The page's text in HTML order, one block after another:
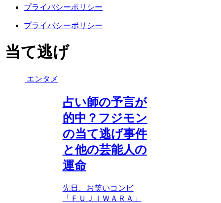
プライバシーポリシー
プライバシーポリシー
当て逃げ
エンタメ
占い師の予言が
的中？フジモン
の当て逃げ事件
と他の芸能人の
運命
先日、お笑いコンビ
「ＦＵＪＩＷＡＲＡ」